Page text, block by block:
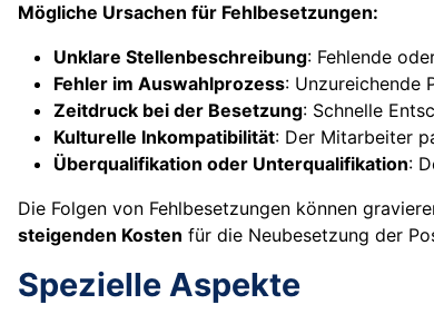
Mögliche Ursachen für Fehlbesetzungen:
Unklare Stellenbeschreibung: Fehlende
Fehler im Auswahlprozess: Unzureichende
Zeitdruck bei der Besetzung: Schnelle
Kulturelle Inkompatibilität: Der Mitarbeiter
Überqualifikation oder Unterqualifikation:
Die Folgen von Fehlbesetzungen können
steigenden Kosten für die Neubesetzung der
Spezielle Aspekte